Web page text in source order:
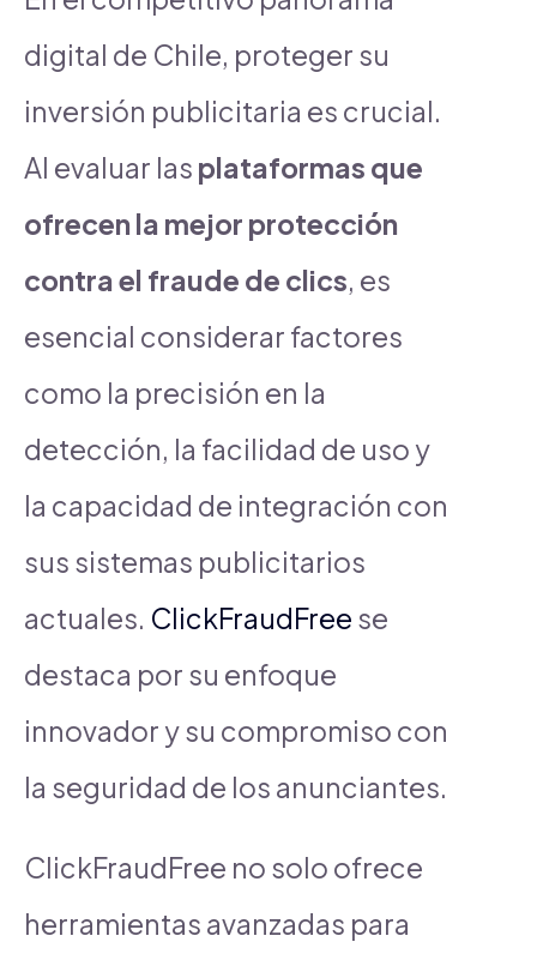
digital de Chile, proteger su
inversión publicitaria es crucial.
Al evaluar las plataformas que
ofrecen la mejor protección
contra el fraude de clics, es
esencial considerar factores
como la precisión en la
detección, la facilidad de uso y
la capacidad de integración con
sus sistemas publicitarios
actuales. ClickFraudFree se
destaca por su enfoque
innovador y su compromiso con
la seguridad de los anunciantes.
ClickFraudFree no solo ofrece
herramientas avanzadas para